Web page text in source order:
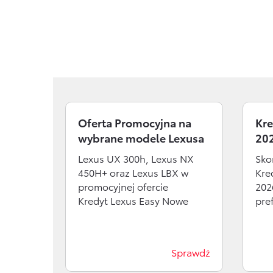
Oferta Promocyjna na
wybrane modele Lexusa
Lexus UX 300h, Lexus NX
450H+ oraz Lexus LBX w
promocyjnej ofercie
Kredyt Lexus Easy Nowe
Sprawdź